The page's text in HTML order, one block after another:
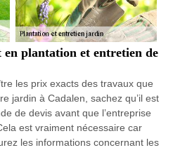
plantation et entretien de
les prix exacts des travaux que
jardin à Cadalen, sachez qu’il est
de devis avant que l’entreprise
est vraiment nécessaire car
les informations concernant les